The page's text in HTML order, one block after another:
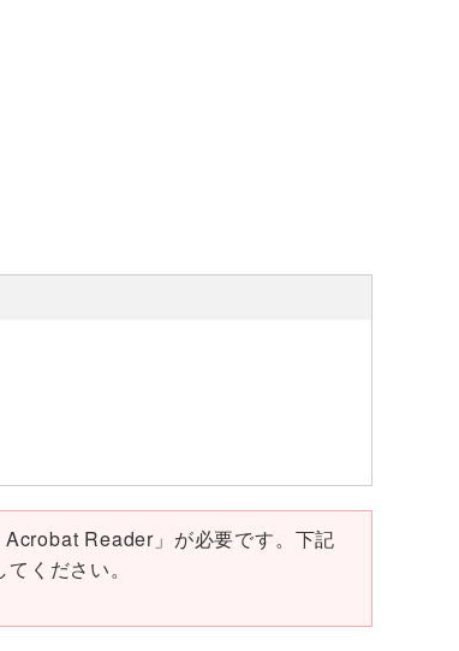
Reader」が必要です。下記
ください。